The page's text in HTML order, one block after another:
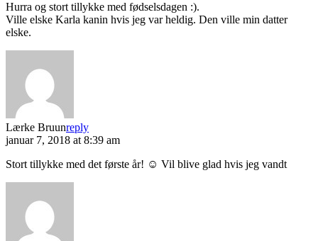
Hurra og stort tillykke med fødselsdagen :).
Ville elske Karla kanin hvis jeg var heldig. Den ville min datter
elske.
Lærke Bruunreply
januar 7, 2018 at 8:39 am
Stort tillykke med det første år! ☺️ Vil blive glad hvis jeg vandt